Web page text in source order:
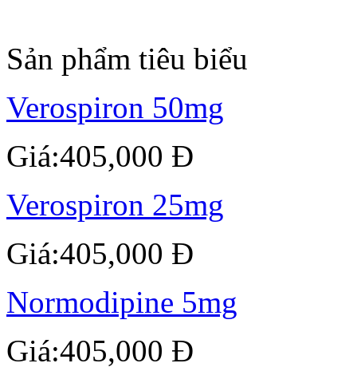
Sản phẩm tiêu biểu
Verospiron 50mg
Giá:405,000 Đ
Verospiron 25mg
Giá:405,000 Đ
Normodipine 5mg
Giá:405,000 Đ